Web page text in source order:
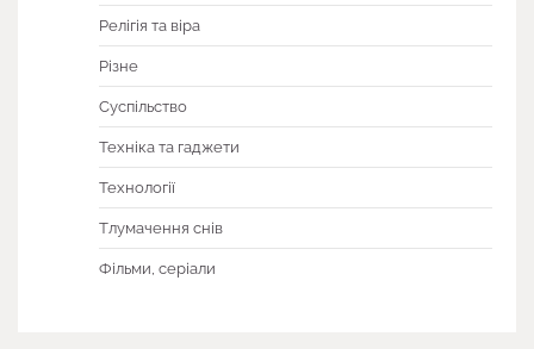
Релігія та віра
Різне
Суспільство
Техніка та гаджети
Технології
Тлумачення снів
Фільми, серіали